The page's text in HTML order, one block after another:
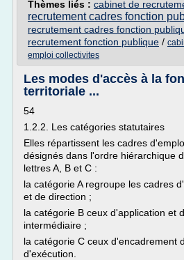
Thèmes liés : cabinet de
recrutement cadres fonction
recrutement cadres fonction
recrutement fonction publique /
emploi collectivites
Les modes d'accès à la
territoriale ...
54
1.2.2. Les catégories statutaires
Elles répartissent les cadres
désignés dans l'ordre hiérarchique
lettres A, B et C :
la catégorie A regroupe les cadres
et de direction ;
la catégorie B ceux d'application et
intermédiaire ;
la catégorie C ceux d'encadrement
d'exécution.